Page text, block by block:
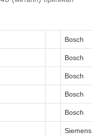
Bosch
Bosch
Bosch
Bosch
Bosch
Siemens